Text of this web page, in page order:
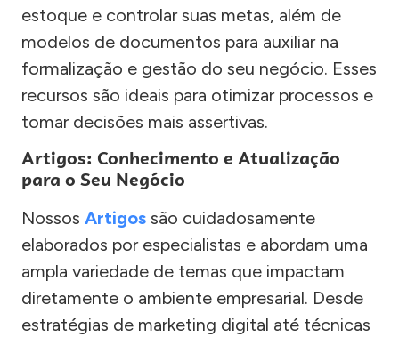
estoque e controlar suas metas, além de
modelos de documentos para auxiliar na
formalização e gestão do seu negócio. Esses
recursos são ideais para otimizar processos e
tomar decisões mais assertivas.
Artigos: Conhecimento e Atualização
para o Seu Negócio
Nossos Artigos são cuidadosamente
elaborados por especialistas e abordam uma
ampla variedade de temas que impactam
diretamente o ambiente empresarial. Desde
estratégias de marketing digital até técnicas